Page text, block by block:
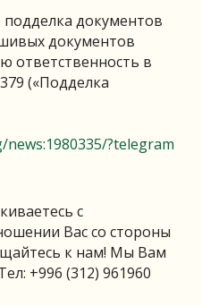
документов
документов
ответственность в
(«Подделка
?telegram
с
Вас со стороны
к нам! Мы Вам
+996 (312) 961960